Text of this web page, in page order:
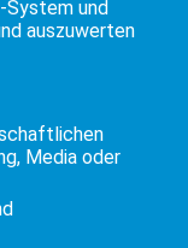
System und
auszuwerten
Media oder